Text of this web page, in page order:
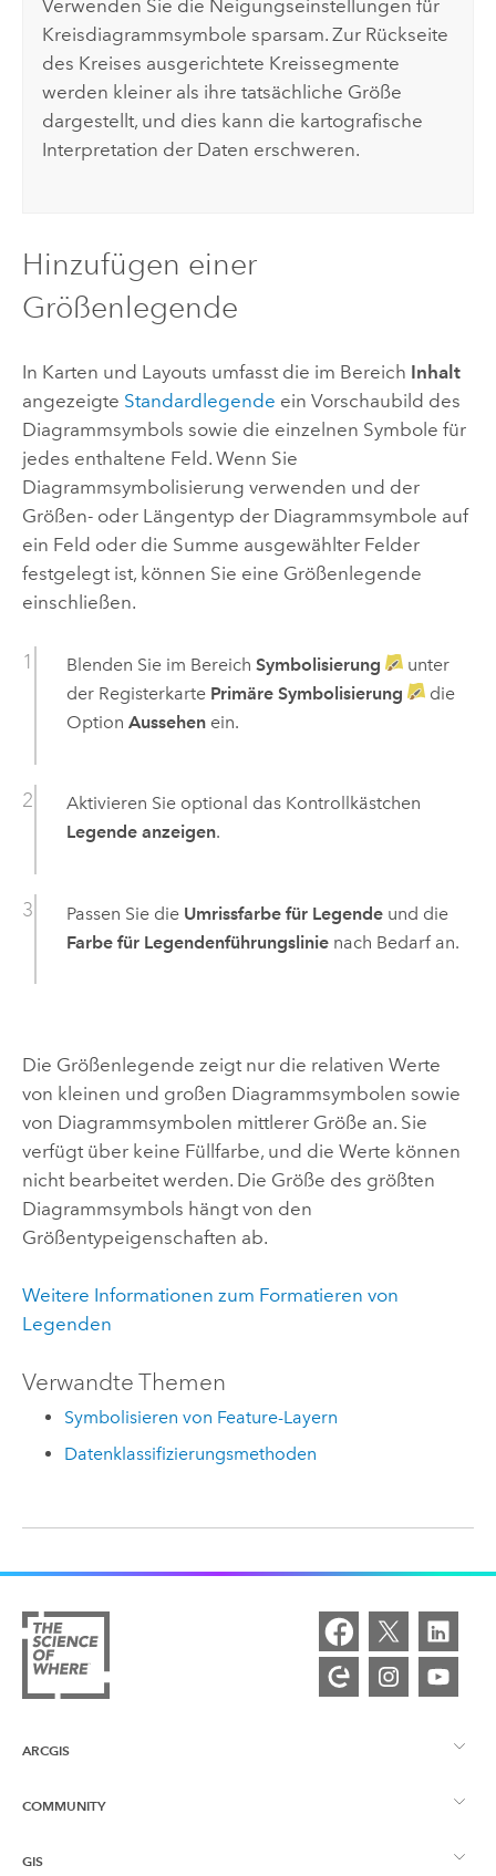
Verwenden Sie die Neigungseinstellungen für
Kreisdiagrammsymbole sparsam. Zur Rückseite
des Kreises ausgerichtete Kreissegmente
werden kleiner als ihre tatsächliche Größe
dargestellt, und dies kann die kartografische
Interpretation der Daten erschweren.
Hinzufügen einer
Größenlegende
In Karten und Layouts umfasst die im Bereich Inhalt
angezeigte Standardlegende ein Vorschaubild des
Diagrammsymbols sowie die einzelnen Symbole für
jedes enthaltene Feld. Wenn Sie
Diagrammsymbolisierung verwenden und der
Größen- oder Längentyp der Diagrammsymbole auf
ein Feld oder die Summe ausgewählter Felder
festgelegt ist, können Sie eine Größenlegende
einschließen.
Blenden Sie im Bereich Symbolisierung
unter
der Registerkarte Primäre Symbolisierung
die
Option Aussehenein.
Aktivieren Sie optional das Kontrollkästchen
Legende anzeigen.
Passen Sie die Umrissfarbe für Legende und die
Farbe für Legendenführungslinienach Bedarf an.
Die Größenlegende zeigt nur die relativen Werte
von kleinen und großen Diagrammsymbolen sowie
von Diagrammsymbolen mittlerer Größe an. Sie
verfügt über keine Füllfarbe, und die Werte können
nicht bearbeitet werden. Die Größe des größten
Diagrammsymbols hängt von den
Größentypeigenschaften ab.
Weitere Informationen zum Formatieren von
Legenden
Verwandte Themen
Symbolisieren von Feature-Layern
Datenklassifizierungsmethoden
ARCGIS
ArcGIS – Überblick
COMMUNITY
Esri Community
GIS